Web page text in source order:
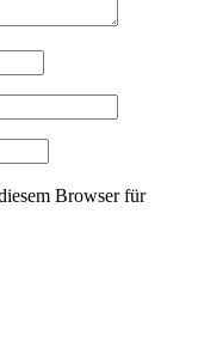
Browser für